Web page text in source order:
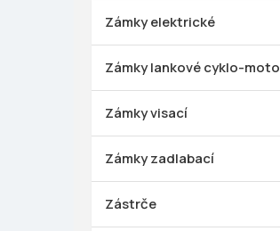
Zámky elektrické
Zámky lankové cyklo-moto
Zámky visací
Zámky zadlabací
Zástrče